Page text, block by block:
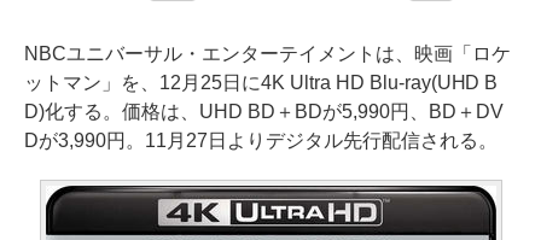
NBCユニバーサル・エンターテイメントは、映画「ロケ
ットマン」を、12月25日に4K Ultra HD Blu-ray(UHD B
D)化する。価格は、UHD BD＋BDが5,990円、BD＋DV
Dが3,990円。11月27日よりデジタル先行配信される。